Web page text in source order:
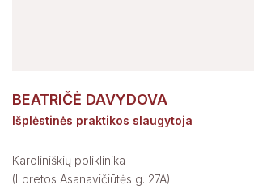
BEATRIČĖ DAVYDOVA
Išplėstinės praktikos slaugytoja
Karoliniškių poliklinika
(Loretos Asanavičiūtės g. 27A)